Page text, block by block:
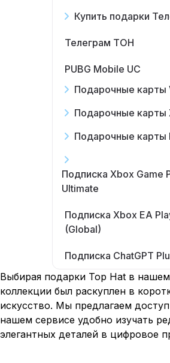
Купить подарки
Телеграм ТОН
PUBG Mobile UC
Подарочные карты
Подарочные карты
Подарочные карты
Подписка Xbox Game
Ultimate
Подписка Xbox EA
(Global)
Подписка ChatGPT
Выбирая подарки Top Hat в
коллекции был раскуплен в
искусство. Мы предлагаем
нашем сервисе удобно изучать
элегантных деталей в цифровое